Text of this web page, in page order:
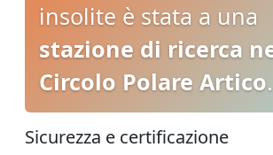
insolite è stata a una
stazione di ricerca
Circolo Polare Artico.
Sicurezza e certificazione